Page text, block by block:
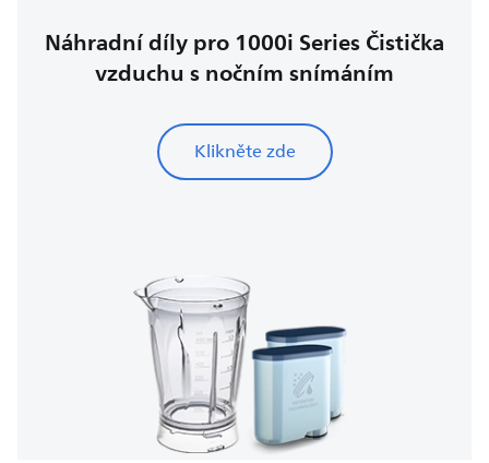
Náhradní díly pro 1000i Series Čistička
vzduchu s nočním snímáním
Klikněte zde